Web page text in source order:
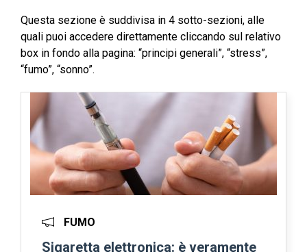
Questa sezione è suddivisa in 4 sotto-sezioni, alle
quali puoi accedere direttamente cliccando sul relativo
box in fondo alla pagina: “principi generali”, “stress”,
“fumo”, “sonno”.
FUMO
Sigaretta elettronica: è veramente